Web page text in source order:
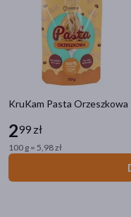
KruKam Pasta Orzeszkowa
299 zł
100 g = 5,98 zł